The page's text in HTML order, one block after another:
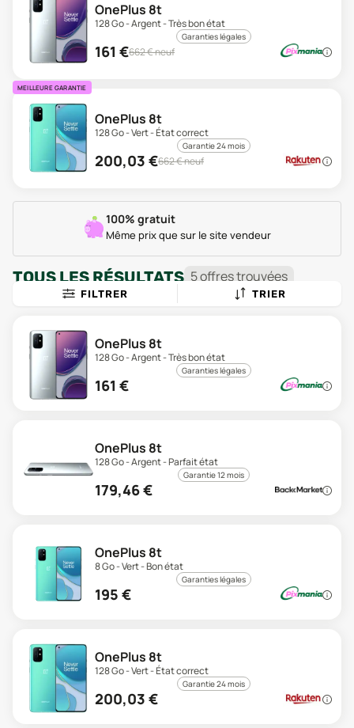
OnePlus 8t
128 Go - Argent - Très bon état
Garanties légales
161 €662€ neuf
MEILLEURE GARANTIE
OnePlus 8t
128 Go - Vert - État correct
Garantie 24 mois
200,03 €662€ neuf
100% gratuit
Même prix que sur le site vendeur
TOUS LES RÉSULTATS 5offrestrouvées
FILTRER TRIER
OnePlus 8t
128 Go - Argent - Très bon état
Garanties légales
161 €
OnePlus 8t
128 Go - Argent - Parfait état
Garantie 12 mois
179,46€
OnePlus 8t
8 Go - Vert - Bon état
Garanties légales
195 €
OnePlus 8t
128 Go - Vert - État correct
Garantie 24 mois
200,03 €